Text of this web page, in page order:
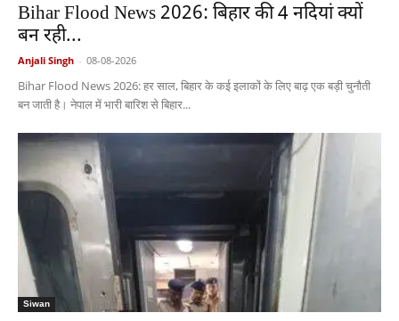
Bihar Flood News 2026: बिहार की 4 नदियां क्यों
बन रही...
Anjali Singh - 08-08-2026
Bihar Flood News 2026: हर साल, बिहार के कई इलाकों के लिए बाढ़ एक बड़ी चुनौती
बन जाती है। नेपाल में भारी बारिश से बिहार...
Siwan